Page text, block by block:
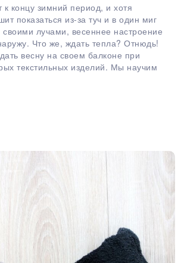
к концу зимний период, и хотя
показаться из-за туч и в один миг
лучами, весеннее настроение
Что же, ждать тепла? Отнюдь!
весну на своем балконе при
текстильных изделий. Мы научим